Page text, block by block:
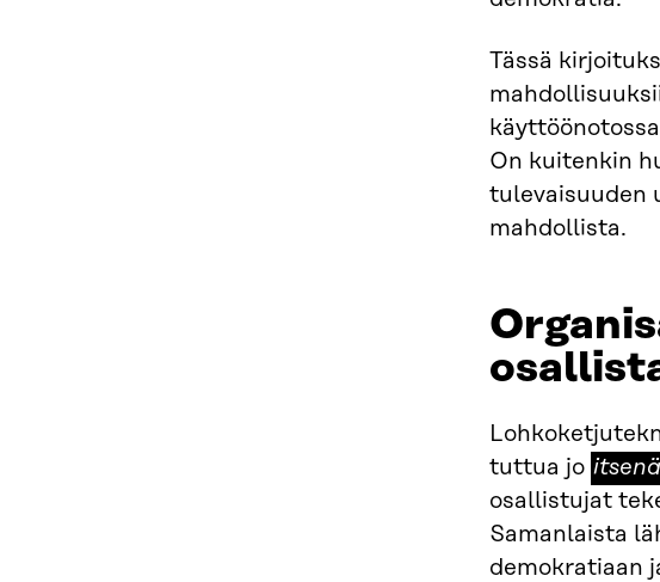
Tässä
On kuitenkin
tulevaisuuden
mahdollista.
tuttua jo
ja
osallistujat
Samanlaista
demokratiaan